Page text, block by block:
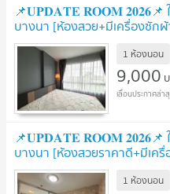
📌𝐔𝐏𝐃𝐀𝐓𝐄 𝐑𝐎𝐎𝐌 𝟐𝟎𝟐𝟔📌 ใ
บางนา [ห้องสวย+มีเครื่องซัก
1 ห้องนอน
9,000
📌𝐔𝐏𝐃𝐀𝐓𝐄 𝐑𝐎𝐎𝐌 𝟐𝟎𝟐𝟔📌 ใ
บางนา [ห้องสวยราคาดี+มีเค
1 ห้องนอน